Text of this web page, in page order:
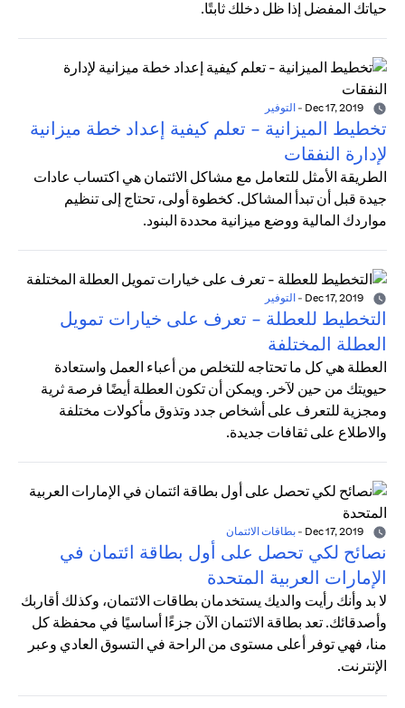
حياتك المفضل إذا ظل دخلك ثابتًا.
- التوفير
تخطيط الميزانية - تعلم كيفية إعداد خطة ميزانية
لإدارة النفقات
الطريقة الأمثل للتعامل مع مشاكل الائتمان هي اكتساب عادات
جيدة قبل أن تبدأ المشاكل. كخطوة أولى، تحتاج إلى تنظيم
مواردك المالية ووضع ميزانية محددة البنود.
- التوفير
التخطيط للعطلة - تعرف على خيارات تمويل
العطلة المختلفة
العطلة هي كل ما تحتاجه للتخلص من أعباء العمل واستعادة
حيويتك من حين لآخر. ويمكن أن تكون العطلة أيضًا فرصة ثرية
ومجزية للتعرف على أشخاص جدد وتذوق مأكولات مختلفة
والاطلاع على ثقافات جديدة.
- بطاقات الائتمان
نصائح لكي تحصل على أول بطاقة ائتمان في
الإمارات العربية المتحدة
لا بد وأنك رأيت والديك يستخدمان بطاقات الائتمان، وكذلك أقاربك
وأصدقائك. تعد بطاقة الائتمان الآن جزءًا أساسيًا في محفظة كل
منا، فهي توفر أعلى مستوى من الراحة في التسوق العادي وعبر
الإنترنت.